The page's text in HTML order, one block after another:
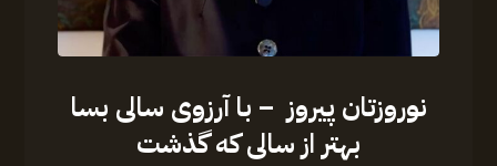
نوروزتان پیروز – با آرزوی سالی بسا
بهتر از سالی که گذشت